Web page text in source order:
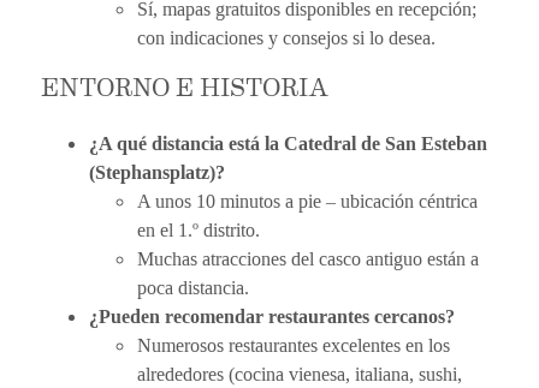
Sí, mapas gratuitos disponibles en recepción;
con indicaciones y consejos si lo desea.
ENTORNO E HISTORIA
¿A qué distancia está la Catedral de San Esteban
(Stephansplatz)?
A unos 10 minutos a pie – ubicación céntrica
en el 1.º distrito.
Muchas atracciones del casco antiguo están a
poca distancia.
¿Pueden recomendar restaurantes cercanos?
Numerosos restaurantes excelentes en los
alrededores (cocina vienesa, italiana, sushi,